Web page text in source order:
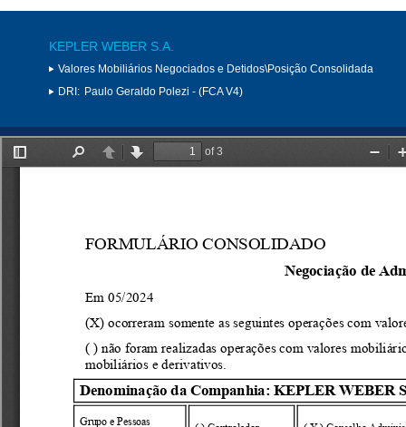
KEPLER WEBER S.A.
Valores Mobiliários Negociados e Detidos\Posição Consolidada
DRI: Paulo Geraldo Polezi - (FCA V4)